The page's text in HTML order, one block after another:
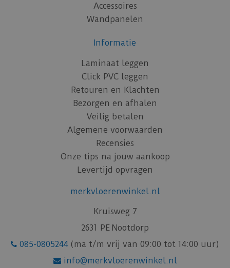
Accessoires
Wandpanelen
Informatie
Laminaat leggen
Click PVC leggen
Retouren en Klachten
Bezorgen en afhalen
Veilig betalen
Algemene voorwaarden
Recensies
Onze tips na jouw aankoop
Levertijd opvragen
merkvloerenwinkel.nl
Kruisweg 7
2631 PE Nootdorp
085-0805244 (ma t/m vrij van 09:00 tot 14:00 uur)
info@merkvloerenwinkel.nl